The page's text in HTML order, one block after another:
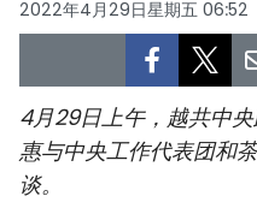
政治
经济
社会
2022年4月29日星期五 06:52
4月29日上午，越共中
惠与中央工作代表团和
谈。